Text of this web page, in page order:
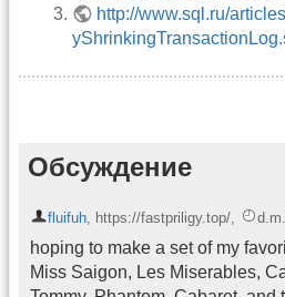
http://www.sql.ru/
Обсуждение
fluifuh https://fastpriligy.top/
hoping to make a set of my
Miss Saigon, Les Miserables,